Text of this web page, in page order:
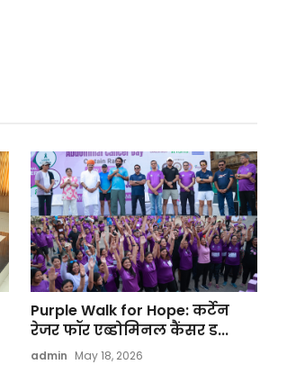
Purple Walk for Hope: कर्टेन
रेजर फॉर एब्डोमिनल कैंसर ड...
admin May 18, 2026